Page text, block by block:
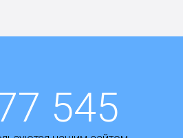
545